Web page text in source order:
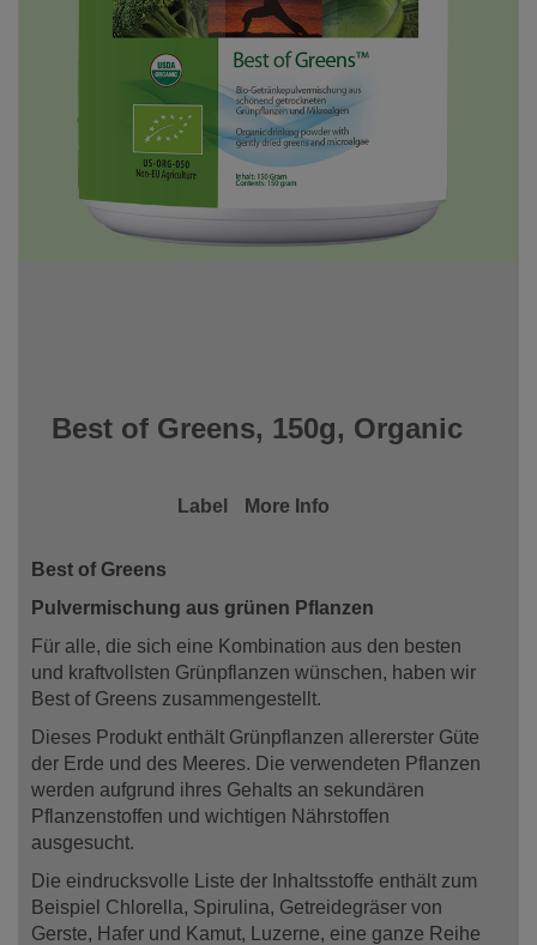
Best of Greens, 150g, Organic
Label More Info
Best of Greens
Pulvermischung aus grünen Pflanzen
Für alle, die sich eine Kombination aus den besten
und kraftvollsten Grünpflanzen wünschen, haben wir
Best of Greens zusammengestellt.
Dieses Produkt enthält Grünpflanzen allererster Güte
der Erde und des Meeres. Die verwendeten Pflanzen
werden aufgrund ihres Gehalts an sekundären
Pflanzenstoffen und wichtigen Nährstoffen
ausgesucht.
Die eindrucksvolle Liste der Inhaltsstoffe enthält zum
Beispiel Chlorella, Spirulina, Getreidegräser von
Gerste, Hafer und Kamut, Luzerne, eine ganze Reihe